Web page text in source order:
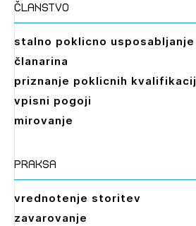
članstvo
stalno poklicno usposabljanje
članarina
priznanje poklicnih kvalifikacij
vpisni pogoji
mirovanje
praksa
vrednotenje storitev
zavarovanje